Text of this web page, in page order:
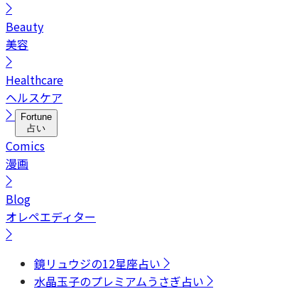
Beauty
美容
Healthcare
ヘルスケア
Fortune
占い
Comics
漫画
Blog
オレペエディター
鏡リュウジの12星座占い
水晶玉子のプレミアムうさぎ占い